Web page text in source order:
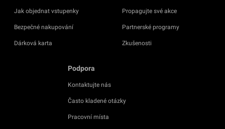
Jak objednat vstupenky
Bezpečné nakupování
Dárková karta
Propagujte své akce
Partnerské programy
Zkušenosti
Podpora
Kontaktujte nás
Často kladené otázky
Pracovní místa